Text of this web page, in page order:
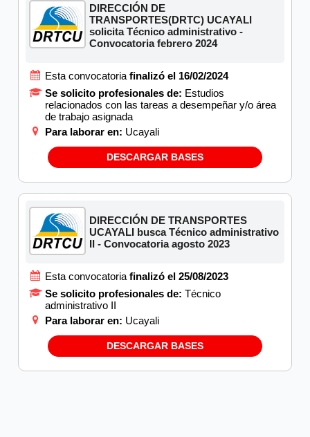
DIRECCIÓN DE
TRANSPORTES(DRTC) UCAYALI
solicita Técnico administrativo -
Convocatoria febrero 2024
Esta convocatoria finalizó el 16/02/2024
Se solicito profesionales de: Estudios
relacionados con las tareas a desempeñar y/o área
de trabajo asignada
Para laborar en: Ucayali
DESCARGAR BASES
DIRECCIÓN DE TRANSPORTES
UCAYALI busca Técnico administrativo
II - Convocatoria agosto 2023
Esta convocatoria finalizó el 25/08/2023
Se solicito profesionales de: Técnico
administrativo II
Para laborar en: Ucayali
DESCARGAR BASES